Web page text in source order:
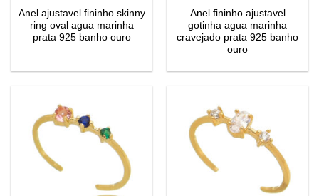
Anel ajustavel fininho skinny
ring oval agua marinha
prata 925 banho ouro
Anel fininho ajustavel
gotinha agua marinha
cravejado prata 925 banho
ouro